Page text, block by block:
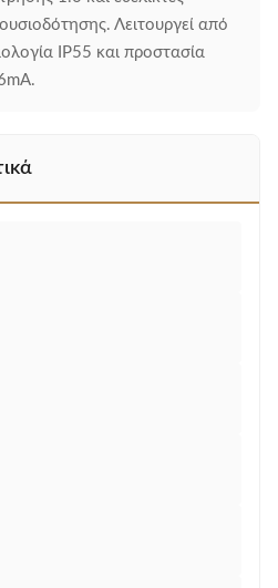
Λειτουργεί από
IP55 και προστασία